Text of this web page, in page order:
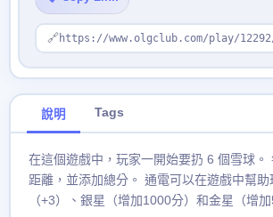
🔗 https://www.olgclub.com/play/
說明 Tags
在這個遊戲中，玩家一開始要扔 6 個雪球。
距離，並添加總分。 通電可以在遊戲中幫
（+3）、銀星（增加1000分）和金星（增